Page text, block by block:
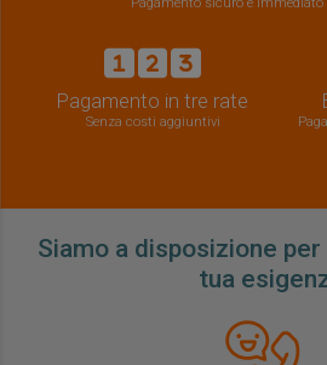
Pagamento in tre rate
Senza costi aggiuntivi
Siamo a disposizione
tua